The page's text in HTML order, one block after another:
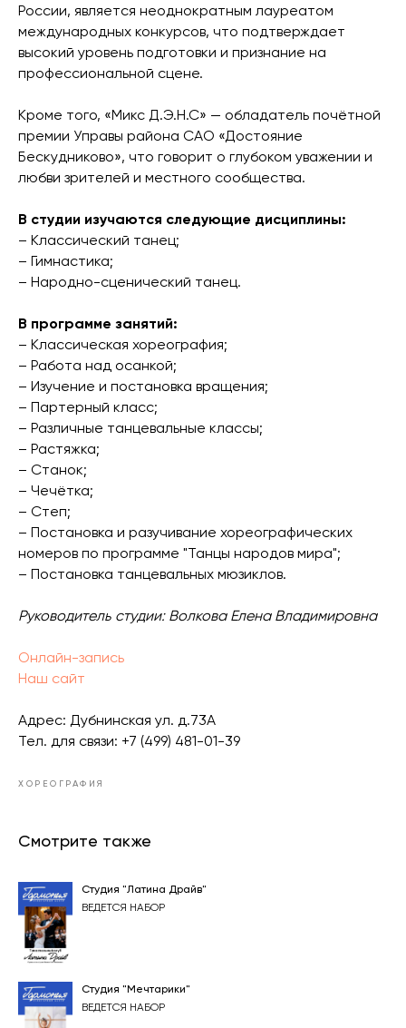
России, является неоднократным лауреатом
международных конкурсов, что подтверждает
высокий уровень подготовки и признание на
профессиональной сцене.
Кроме того, «Микс Д.Э.Н.С» — обладатель почётной
премии Управы района САО «Достояние
Бескудниково», что говорит о глубоком уважении и
любви зрителей и местного сообщества.
В студии изучаются следующие дисциплины:
– Классический танец;
– Гимнастика;
– Народно-сценический танец.
В программе занятий:
– Классическая хореография;
– Работа над осанкой;
– Изучение и постановка вращения;
– Партерный класс;
– Различные танцевальные классы;
– Растяжка;
– Станок;
– Чечётка;
– Степ;
– Постановка и разучивание хореографических
номеров по программе "Танцы народов мира";
– Постановка танцевальных мюзиклов.
Руководитель студии: Волкова Елена Владимировна
Онлайн-запись
Наш сайт
Адрес: Дубнинская ул. д.73А
Тел. для связи: +7 (499) 481-01-39
ХОРЕОГРАФИЯ
Смотрите также
Студия "Латина Драйв"
ВЕДЕТСЯ НАБОР
Студия "Мечтарики"
ВЕДЕТСЯ НАБОР